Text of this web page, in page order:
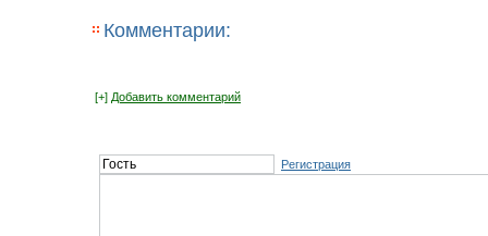
Комментарии:
[+] Добавить комментарий
Регистрация